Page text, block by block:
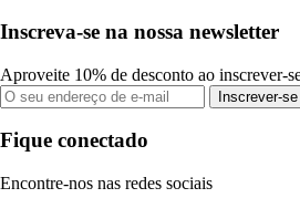
Inscreva-se na nossa newsletter
Aproveite 10% de desconto ao inscrever-
Inscrever-se
Fique conectado
Encontre-nos nas redes sociais